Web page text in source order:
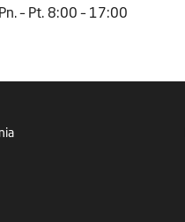
Pn. – Pt. 8:00 – 17:00